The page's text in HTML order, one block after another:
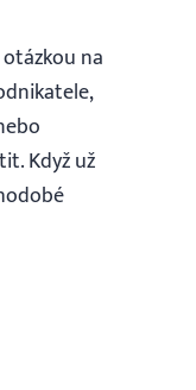
na
Když už